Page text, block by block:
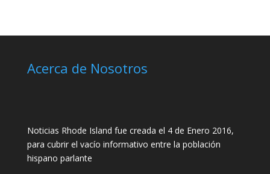
Acerca de Nosotros
Noticias Rhode Island fue creada el 4 de Enero 2016,
para cubrir el vacío informativo entre la población
hispano parlante